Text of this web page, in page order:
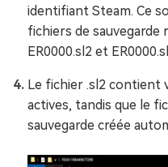
identifiant Steam. Ce
fichiers de sauvegarde
ER0000.sl2 et
Le fichier .sl2 contient
actives, tandis que le
sauvegarde créée